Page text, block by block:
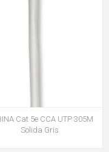
Cat 5e CCA UTP 305M
Solida Gris